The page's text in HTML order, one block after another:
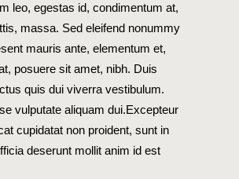
leo, egestas id, condimentum at,
massa. Sed eleifend nonummy
mauris ante, elementum et,
posuere sit amet, nibh. Duis
quis dui viverra vestibulum.
vulputate aliquam dui.Excepteur
cupidatat non proident, sunt in
deserunt mollit anim id est